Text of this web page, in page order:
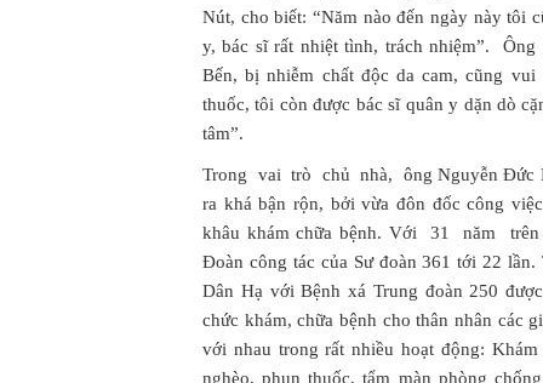
Nút, cho biết: “Năm nào đến ngày này tôi
y, bác sĩ rất nhiệt tình, trách nhiệm”.
Bến, bị nhiễm chất độc da cam, cũng
thuốc, tôi còn được bác sĩ quân y dặn dò
tâm”.
Trong vai trò chủ nhà, ông Nguyễn Đức
ra khá bận rộn, bởi vừa đôn đốc công
khâu khám chữa bệnh. Với 31 năm
Đoàn công tác của Sư đoàn 361 tới 22
Dân Hạ với Bệnh xá Trung đoàn 250
chức khám, chữa bệnh cho thân nhân các
với nhau trong rất nhiều hoạt động:
nghèo, phun thuốc, tẩm màn phòng